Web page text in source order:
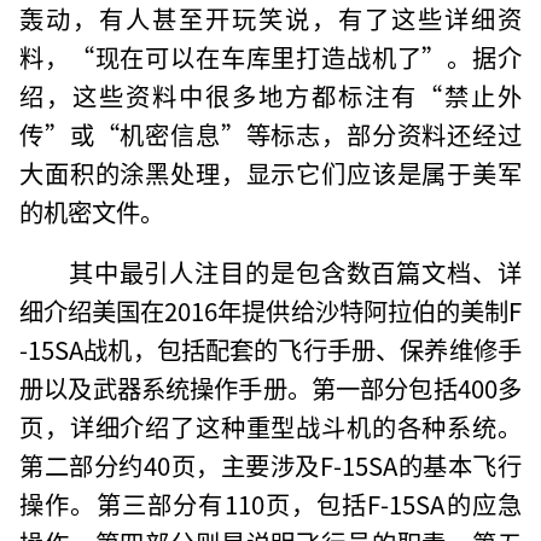
轰动，有人甚至开玩笑说，有了这些详细资
料，“现在可以在车库里打造战机了”。据介
绍，这些资料中很多地方都标注有“禁止外
传”或“机密信息”等标志，部分资料还经过
大面积的涂黑处理，显示它们应该是属于美军
的机密文件。
其中最引人注目的是包含数百篇文档、详
细介绍美国在2016年提供给沙特阿拉伯的美制F
-15SA战机，包括配套的飞行手册、保养维修手
册以及武器系统操作手册。第一部分包括400多
页，详细介绍了这种重型战斗机的各种系统。
第二部分约40页，主要涉及F-15SA的基本飞行
操作。第三部分有110页，包括F-15SA的应急